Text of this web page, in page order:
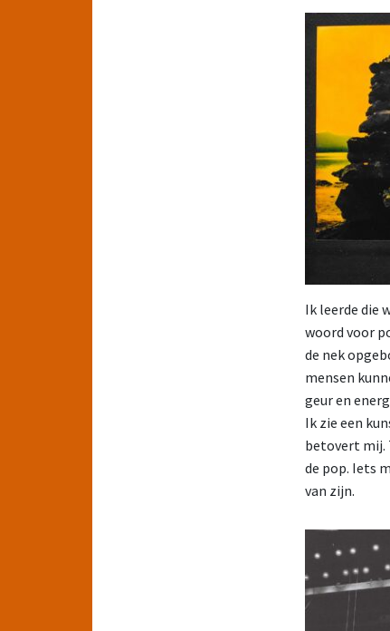
Ik leerde die
woord voor
de nek
mensen
geur en
Ik zie een
betovert mij.
de pop. Iets
van zijn.